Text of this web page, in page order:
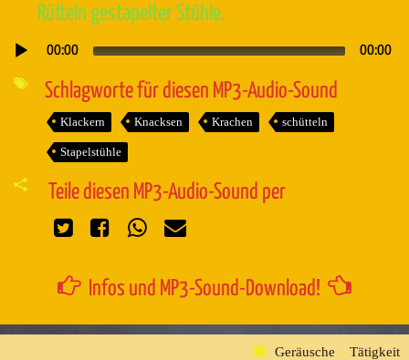
Rütteln gestapelter Stühle.
Audio-
00:00 00:00
Schlagworte für diesen MP3-Audio-Sound
Klackern Knacksen Krachen schütteln
Stapelstühle
Teile diesen MP3-Audio-Sound per
Infos und MP3-Sound-Download!
Geräusche » Tätigkeit